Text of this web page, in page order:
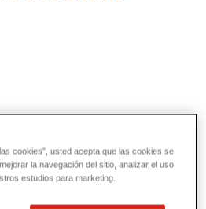
de servicios públicos y de
cookies”, usted acepta que las cookies se
la navegación del sitio, analizar el uso
estudios para marketing.